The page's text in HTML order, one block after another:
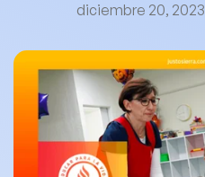
diciembre 20, 2023